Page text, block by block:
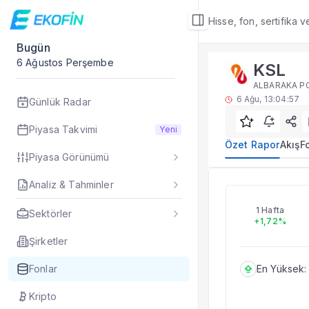
Hisse, fon, sertifika
Bugün
6 Ağustos Perşembe
Günlük Radar
Piyasa Takvimi Yeni
Piyasa Görünümü
Analiz & Tahminler
Sektörler
Şirketler
Fonlar
Kripto
Özet Rapor
KSL yatırım
KSL fonu özet
TEFAS KSL fonu
Fon verileri hangi
Evet. Fon detay
Fon Detay— İlgili
Fon Portföyü
KSL
ALBARAKA
6 Ağu, 13:04:57
Özet RaporAkış
1 Hafta
+1,72%
En Yüksek: